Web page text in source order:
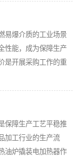
易爆介质的工业场景
性能，成为保障生产
是开展采购工作的重
保障生产工艺平稳推
加工行业的生产流
油炉撬装电加热器作